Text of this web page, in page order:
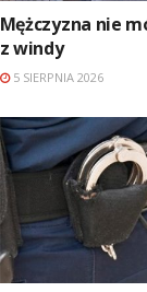
Mężczyzna nie
z windy
5 SIERPNIA 2026